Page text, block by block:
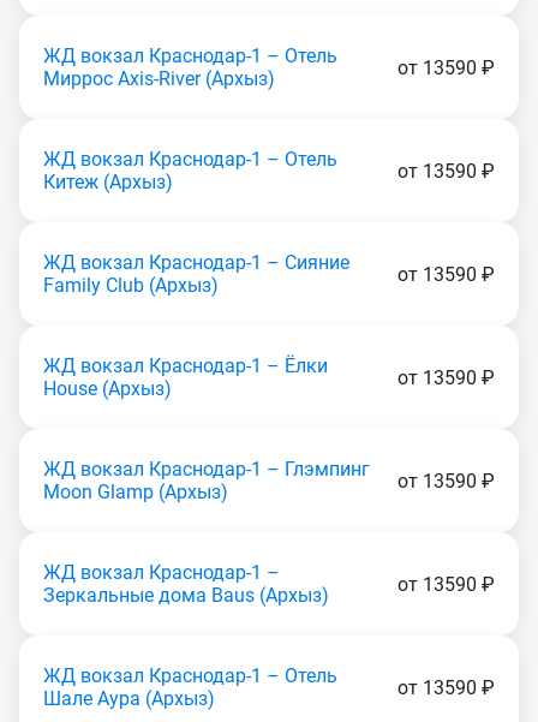
ЖД вокзал Краснодар-1 – Отель
Миррос Axis-River (Apxыз)
от 13590 ₽
ЖД вокзал Краснодар-1 – Отель
Китеж (Apxыз)
от 13590 ₽
ЖД вокзал Краснодар-1 – Сияние
Family Club (Apxыз)
от 13590 ₽
ЖД вокзал Краснодар-1 – Ёлки
House (Apxыз)
от 13590 ₽
ЖД вокзал Краснодар-1 – Глэмпинг
Moon Glamp (Apxыз)
от 13590 ₽
ЖД вокзал Краснодар-1 –
Зеркальные дома Baus (Apxыз)
от 13590 ₽
ЖД вокзал Краснодар-1 – Отель
Шале Аура (Apxыз)
от 13590 ₽